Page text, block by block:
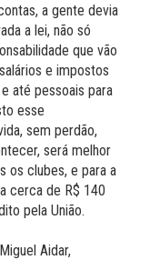
a gente devia
a lei, não só
que vão
e impostos
até pessoais para
esse
sem perdão,
será melhor
os clubes, e para a
cerca de R$ 140
pela União.
Aidar,